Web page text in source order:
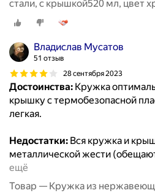
стали, с крышкой520 мл, цвет
Владислав Мусатов
51 отзыв
28 сентября 2023
Достоинства: Кружка
крышку с термобезопасной
легкая.
Недостатки: Вся кружка и
металлической жести
ещё
Товар — Кружка из